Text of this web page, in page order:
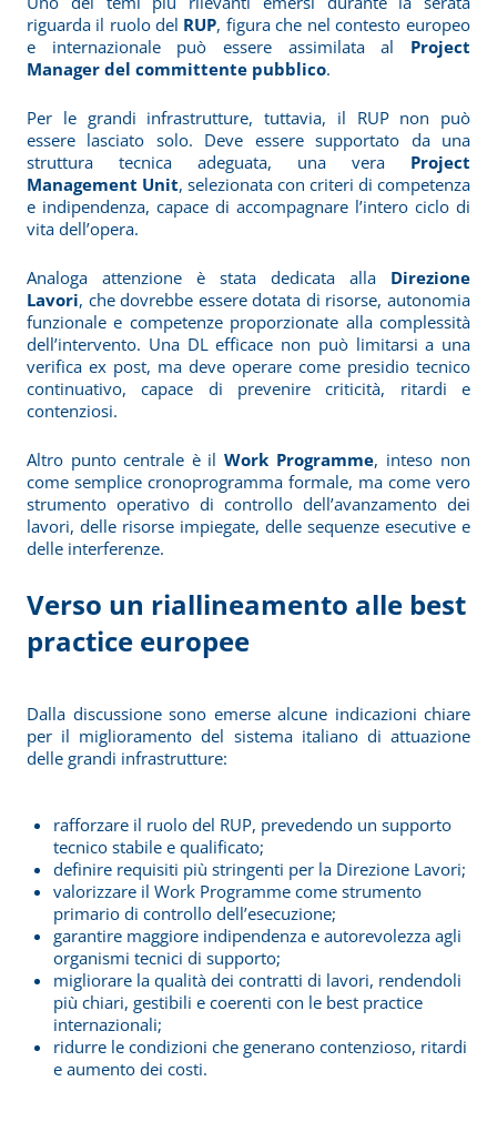
riguarda il ruolo del RUP, figura che nel contesto europeo
e internazionale può essere assimilata al Project
Manager del committente pubblico.
Per le grandi infrastrutture, tuttavia, il RUP non può
essere lasciato solo. Deve essere supportato da una
struttura tecnica adeguata, una vera Project
Management Unit, selezionata con criteri di competenza
e indipendenza, capace di accompagnare l’intero ciclo di
vita dell’opera.
Analoga attenzione è stata dedicata alla Direzione
Lavori, che dovrebbe essere dotata di risorse, autonomia
funzionale e competenze proporzionate alla complessità
dell’intervento. Una DL efficace non può limitarsi a una
verifica ex post, ma deve operare come presidio tecnico
continuativo, capace di prevenire criticità, ritardi e
contenziosi.
Altro punto centrale è il Work Programme, inteso non
come semplice cronoprogramma formale, ma come vero
strumento operativo di controllo dell’avanzamento dei
lavori, delle risorse impiegate, delle sequenze esecutive e
delle interferenze.
Verso un riallineamento alle best
practice europee
Dalla discussione sono emerse alcune indicazioni chiare
per il miglioramento del sistema italiano di attuazione
delle grandi infrastrutture:
rafforzare il ruolo del RUP, prevedendo un supporto
tecnico stabile e qualificato;
definire requisiti più stringenti per la Direzione Lavori;
valorizzare il Work Programme come strumento
primario di controllo dell’esecuzione;
garantire maggiore indipendenza e autorevolezza agli
organismi tecnici di supporto;
migliorare la qualità dei contratti di lavori, rendendoli
più chiari, gestibili e coerenti con le best practice
internazionali;
ridurre le condizioni che generano contenzioso, ritardi
e aumento dei costi.